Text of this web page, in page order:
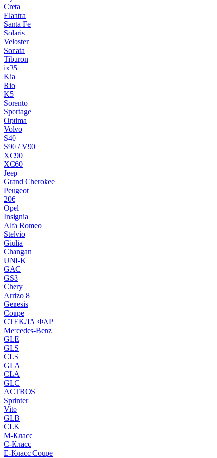
Creta
Elantra
Santa Fe
Solaris
Veloster
Sonata
Tiburon
ix35
Kia
Rio
K5
Sorento
Sportage
Optima
Volvo
S40
S90 / V90
XC90
XC60
Jeep
Grand Cherokee
Peugeot
206
Opel
Insignia
Alfa Romeo
Stelvio
Giulia
Changan
UNI-K
GAC
GS8
Chery
Arrizo 8
Genesis
Coupe
СТЕКЛА ФАР
Mercedes-Benz
GLE
GLS
CLS
GLA
CLA
GLC
ACTROS
Sprinter
Vito
GLB
CLK
M-Класс
C-Класс
E-Класс Coupe